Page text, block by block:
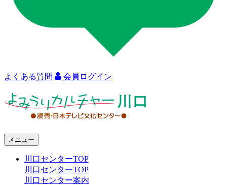
よくある質問 会員ログイン
メニュー
川口センターTOP
川口センターTOP
川口センター案内